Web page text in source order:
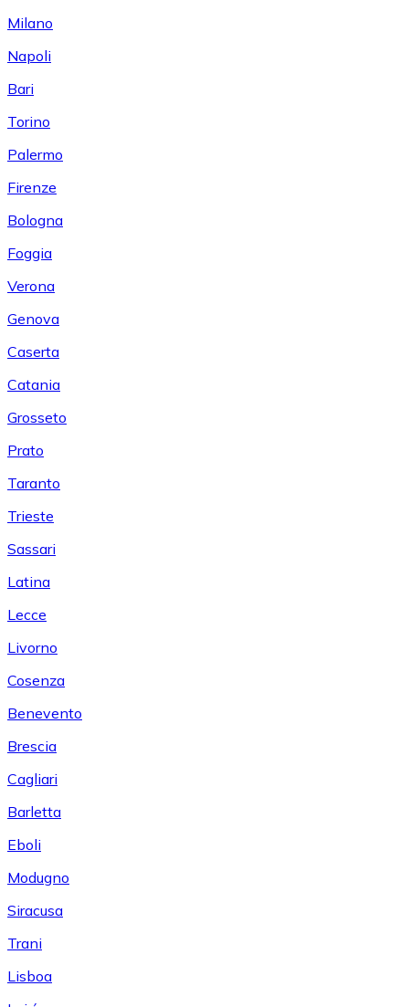
Milano
Napoli
Bari
Torino
Palermo
Firenze
Bologna
Foggia
Verona
Genova
Caserta
Catania
Grosseto
Prato
Taranto
Trieste
Sassari
Latina
Lecce
Livorno
Cosenza
Benevento
Brescia
Cagliari
Barletta
Eboli
Modugno
Siracusa
Trani
Lisboa